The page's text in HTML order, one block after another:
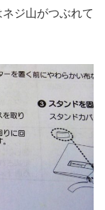
ジ山がつぶれて